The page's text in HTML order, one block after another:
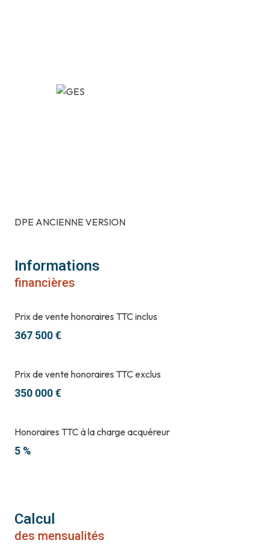
DPE ANCIENNE VERSION
Informations
financières
Prix de vente honoraires TTC inclus
367 500 €
Prix de vente honoraires TTC exclus
350 000 €
Honoraires TTC à la charge acquéreur
5 %
Calcul
des mensualités